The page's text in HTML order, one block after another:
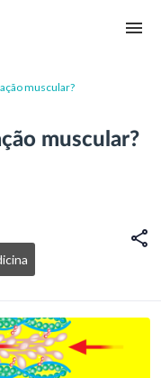
muscular?
muscular?